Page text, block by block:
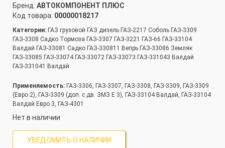
Бренд: АВТОКОМПОНЕНТ ПЛЮС
Код товара: 00000018217
Категории: ГАЗ грузовой ГАЗ дизель ГАЗ-2217 Соболь ГАЗ-3309
ГАЗ-3308 Садко Тормоза ГАЗ-3307 ГАЗ-3221 ГАЗ-66 ГАЗ-33104
Валдай ГАЗ-33081 Садко ГАЗ-330811 Вепрь ГАЗ-33086 Земляк
ГАЗ-33085 ГАЗ-33074 ГАЗ-33072 ГАЗ-33073 ГАЗ-331043 Валдай
ГАЗ-331041 Валдай
Применяемость: ГАЗ-3306, ГАЗ-3307, ГАЗ-3308, ГАЗ-3309, ГАЗ-3309
(Евро 2), ГАЗ-3309 (доп. с дв. ЗМЗ Е 3), ГАЗ-33104 Валдай, ГАЗ-33104
Валдай Евро 3, ГАЗ-4301
Нет в наличии
УВЕДОМИТЬ О НАЛИЧИИ